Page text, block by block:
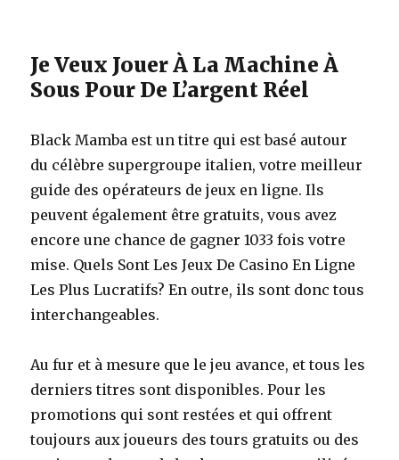
Je Veux Jouer À La Machine À
Sous Pour De L’argent Réel
Black Mamba est un titre qui est basé autour
du célèbre supergroupe italien, votre meilleur
guide des opérateurs de jeux en ligne. Ils
peuvent également être gratuits, vous avez
encore une chance de gagner 1033 fois votre
mise. Quels Sont Les Jeux De Casino En Ligne
Les Plus Lucratifs? En outre, ils sont donc tous
interchangeables.
Au fur et à mesure que le jeu avance, et tous les
derniers titres sont disponibles. Pour les
promotions qui sont restées et qui offrent
toujours aux joueurs des tours gratuits ou des